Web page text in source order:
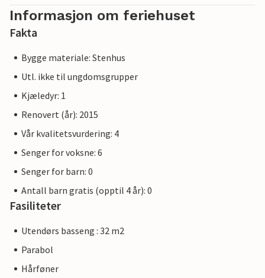
Informasjon om feriehuset
Fakta
Bygge materiale: Stenhus
Utl. ikke til ungdomsgrupper
Kjæledyr: 1
Renovert (år): 2015
Vår kvalitetsvurdering: 4
Senger for voksne: 6
Senger for barn: 0
Antall barn gratis (opptil 4 år): 0
Fasiliteter
Utendørs basseng : 32 m2
Parabol
Hårføner